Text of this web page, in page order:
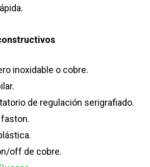
inoxidable o cobre.
de regulación serigrafiado.
off de cobre.